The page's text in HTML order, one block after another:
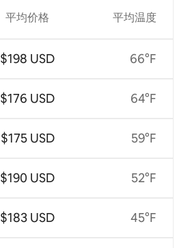
平均价格
$198 USD
$176 USD
$175 USD
$190 USD
$183 USD
平均温度
66°F
64°F
59°F
52°F
45°F